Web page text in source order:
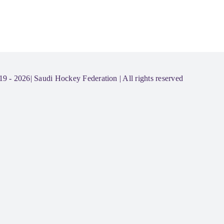
- 2026| Saudi Hockey Federation | All rights reserved